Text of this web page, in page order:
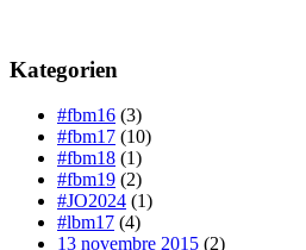
Kategorien
#fbm16 (3)
#fbm17 (10)
#fbm18 (1)
#fbm19 (2)
#JO2024 (1)
#lbm17 (4)
13 novembre 2015 (2)